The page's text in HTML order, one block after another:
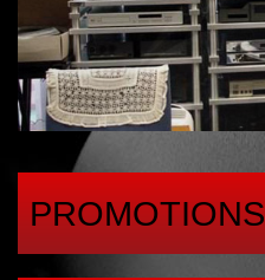
PROMOTIONS